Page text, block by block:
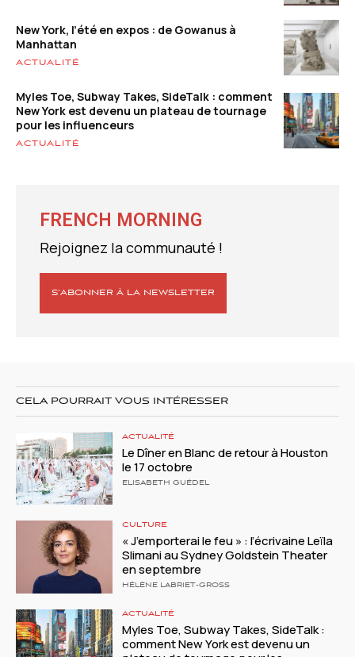
New York, l’été en expos : de Gowanus à
Manhattan
ACTUALITÉ
Myles Toe, Subway Takes, SideTalk : comment
New York est devenu un plateau de tournage
pour les influenceurs
ACTUALITÉ
FRENCH MORNING
Rejoignez la communauté !
S’ABONNER À LA NEWSLETTER
CELA POURRAIT VOUS INTÉRESSER
ACTUALITÉ
Le Dîner en Blanc de retour à Houston
le 17 octobre
ELISABETH GUÉDEL
CULTURE
« J’emporterai le feu » : l’écrivaine Leïla
Slimani au Sydney Goldstein Theater
en septembre
HÉLÈNE LABRIET-GROSS
ACTUALITÉ
Myles Toe, Subway Takes, SideTalk :
comment New York est devenu un